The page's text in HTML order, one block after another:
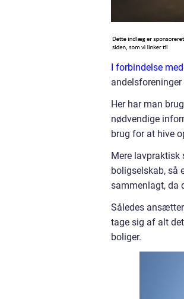
I forbindelse
Her har man
nødvendige
brug for at hive
Mere lavpraktisk
boligselskab, så
sammenlagt, da
Således
tage sig af alt
boliger.